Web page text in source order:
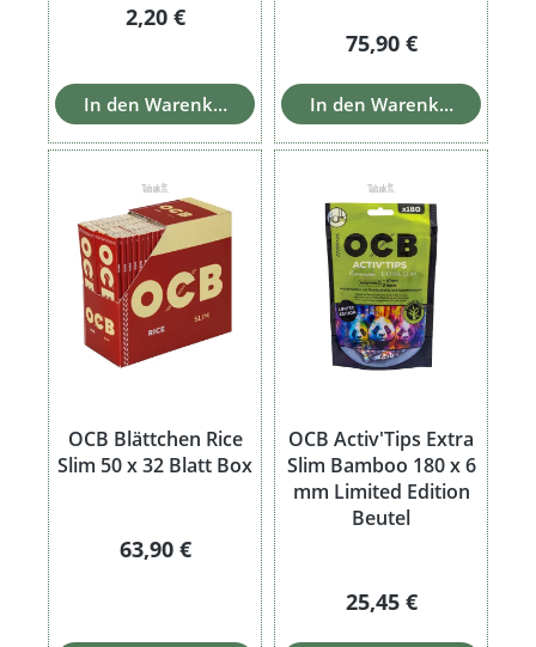
Regulärer Preis:
2,20 €
In den Warenkorb
Regulärer Preis:
75,90 €
In den Warenkorb
OCB Blättchen Rice
Slim 50 x 32 Blatt Box
Regulärer Preis:
63,90 €
OCB Activ'Tips Extra
Slim Bamboo 180 x 6
mm Limited Edition
Beutel
Regulärer Preis:
25,45 €